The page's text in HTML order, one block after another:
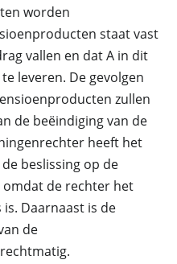
worden
staat vast
vallen en dat A in dit
leveren. De gevolgen
zullen
de beëindiging van de
heeft het
beslissing op de
omdat de rechter het
Daarnaast is de
de